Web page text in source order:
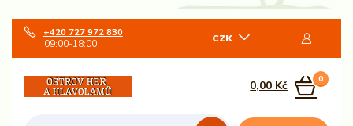
CZK
+420 727 972 830
09:00-18:00
0
0,00 Kč